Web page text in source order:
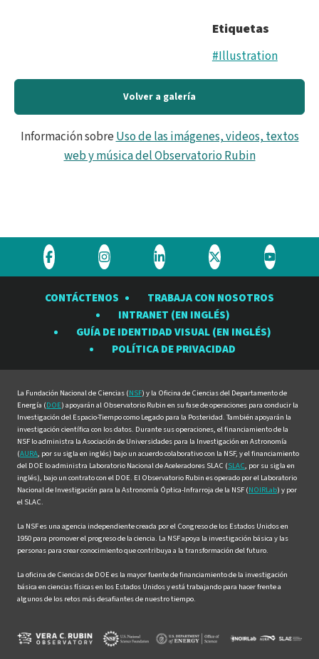
Etiquetas
#Illustration
Volver a galería
Información sobreUso de las imágenes, videos, textos
web y música del Observatorio Rubin
Visite
Observatorio
Visite
Observatorio
Rubin
en
Visite
Observatorio
Rubin
en
Visite
Observatorio
Rubin
en
Visite
Rubin
en
CONTÁCTENOS
TRABAJA CON NOSOTROS
INTRANET (EN INGLÉS)
GUÍA DE IDENTIDAD VISUAL (EN INGLÉS)
POLÍTICA DE PRIVACIDAD
La Fundación Nacional de Ciencias (NSF) y la Oficina de Ciencias del Departamento de
Energía (DOE) apoyarán al Observatorio Rubin en su fase de operaciones para conducir la
Investigación del Espacio-Tiempo como Legado para la Posteridad. También apoyarán la
investigación científica con los datos. Durante sus operaciones, el financiamiento de la
NSF lo administra la Asociación de Universidades para la Investigación en Astronomía
(AURA, por su sigla en inglés) bajo un acuerdo colaborativo con la NSF, y el financiamiento
del DOE lo administra Laboratorio Nacional de Aceleradores SLAC (SLAC, por su sigla en
inglés), bajo un contrato con el DOE. El Observatorio Rubin es operado por el Laboratorio
Nacional de Investigación para la Astronomía Óptica-Infrarroja de la NSF (NOIRLab) y por
el SLAC.
La NSF es una agencia independiente creada por el Congreso de los Estados Unidos en
1950 para promover el progreso de la ciencia. La NSF apoya la investigación básica y las
personas para crear conocimiento que contribuya a la transformación del futuro.
La oficina de Ciencias de DOE es la mayor fuente de financiamiento de la investigación
básica en ciencias físicas en los Estados Unidos y está trabajando para hacer frente a
algunos de los retos más desafiantes de nuestro tiempo.